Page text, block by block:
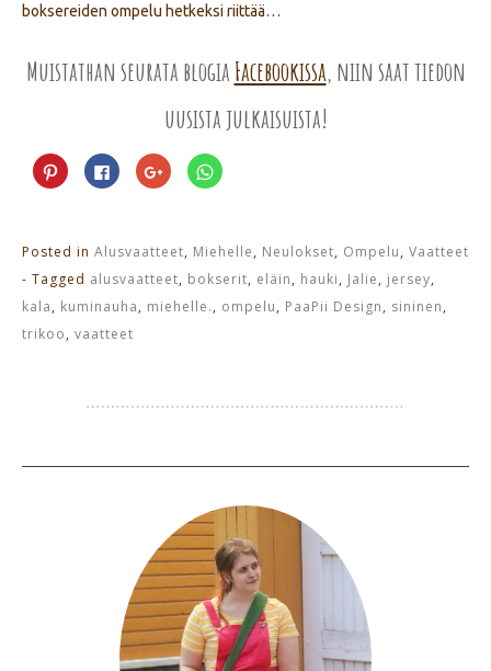
boksereiden ompelu hetkeksi riittää…
Muistathan seurata blogia Facebookissa, niin saat tiedon
uusista julkaisuista!
Jaa
Pinterest
palvelussa(Avautuu
Jaa
Facebookissa(Avautuu
uudessa
Jaa
Google+
palvelussa(Avautuu
Jaa
WhatsApp
Posted in Alusvaatteet, Miehelle, Neulokset, Ompelu, Vaatteet
- Tagged alusvaatteet, bokserit, eläin, hauki, Jalie, jersey,
kala, kuminauha, miehelle., ompelu, PaaPii Design, sininen,
trikoo, vaatteet